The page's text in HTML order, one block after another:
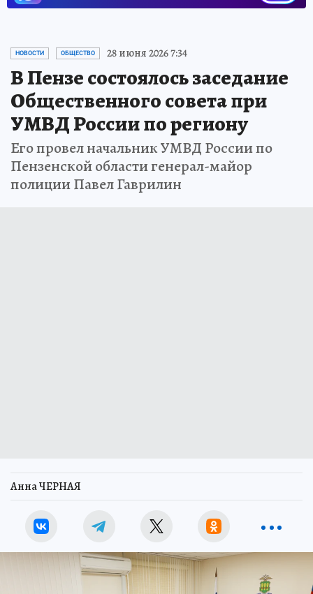
НОВОСТИ ОБЩЕСТВО 28 июня 2026 7:34
В Пензе состоялось заседание
Общественного совета при
УМВД России по региону
Его провел начальник УМВД России по
Пензенской области генерал-майор
полиции Павел Гаврилин
Анна ЧЕРНАЯ